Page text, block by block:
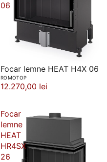
06
Focar lemne HEAT H4X 06
ROMOTOP
12.270,00 lei
Focar
lemne
HEAT
HR4SX
26